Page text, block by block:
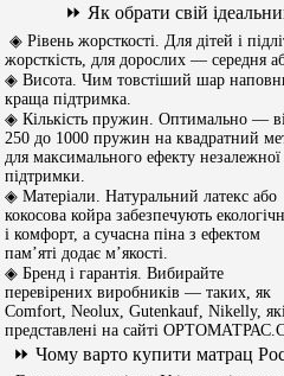
⏩ Як обрати свій
◈ Рівень жорсткості. Для дітей і
жорсткість, для дорослих — середня
◈ Висота. Чим товстіший шар
краща підтримка.
◈ Кількість пружин. Оптимально —
250 до 1000 пружин на квадратний
для максимального ефекту незалежної
підтримки.
◈ Матеріали. Натуральний латекс або
кокосова койра забезпечують
і комфорт, а сучасна піна з ефектом
пам’яті додає м’якості.
◈ Бренд і гарантія. Вибирайте
перевірених виробників — таких, як
Comfort, Neolux, Gutenkauf, Nikelly,
представлені на сайті
⏩ Чому варто купити матрац